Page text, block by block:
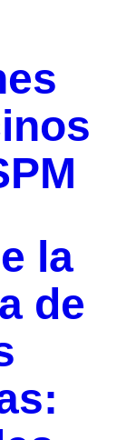
la
de